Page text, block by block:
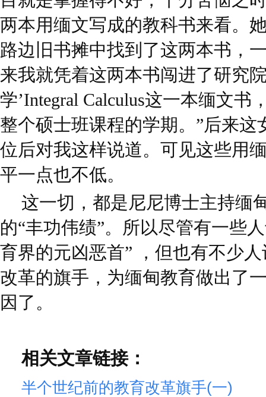
两本用缅文写成的教科书来看。
路边旧书摊中找到了这两本书，
来我就凭着这两本书闯进了研究
学’Integral Calculus这一本缅文书
整个硕士班课程的学期。”后来这
位后对我这样说道。可见这些用
平一点也不低。
这一切，都是尼尼博士主持缅
的“丰功伟绩”。所以尽管有一些
育界的元凶恶首” ，但也有不少
改革的旗手，为缅甸教育做出了
因了。
相关文章链接：
半个世纪前的教育改革旗手(一)